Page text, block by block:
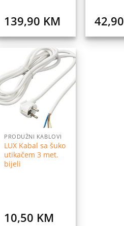
139,90 KM 42,90
Dodaj
na
listu
želja
PRODUŽNI KABLOVI
LUX Kabal sa šuko
utikačem 3 met.
bijeli
10,50 KM